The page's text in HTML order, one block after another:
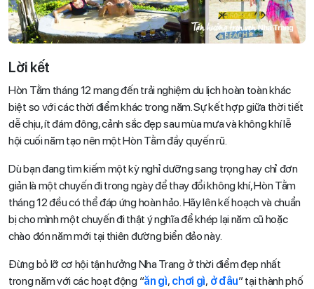
Lời kết
Hòn Tằm tháng 12 mang đến trải nghiệm du lịch hoàn toàn khác
biệt so với các thời điểm khác trong năm. Sự kết hợp giữa thời tiết
dễ chịu, ít đám đông, cảnh sắc đẹp sau mùa mưa và không khí lễ
hội cuối năm tạo nên một Hòn Tằm đầy quyến rũ.
Dù bạn đang tìm kiếm một kỳ nghỉ dưỡng sang trọng hay chỉ đơn
giản là một chuyến đi trong ngày để thay đổi không khí, Hòn Tằm
tháng 12 đều có thể đáp ứng hoàn hảo. Hãy lên kế hoạch và chuẩn
bị cho mình một chuyến đi thật ý nghĩa để khép lại năm cũ hoặc
chào đón năm mới tại thiên đường biển đảo này.
Đừng bỏ lỡ cơ hội tận hưởng Nha Trang ở thời điểm đẹp nhất
trong năm với các hoạt động “ăn gì, chơi gì, ở đâu” tại thành phố